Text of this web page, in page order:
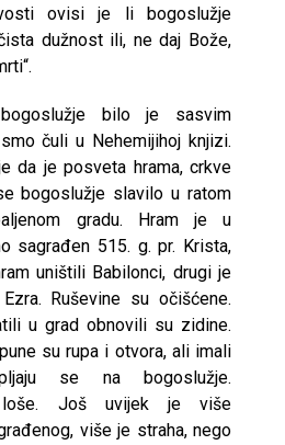
ovisi je li bogoslužje
dužnost ili, ne daj Bože,
bilo je sasvim
čuli u Nehemijihoj knjizi.
da je posveta hrama, crkve
bogoslužje slavilo u ratom
gradu. Hram je u
sagrađen 515. g. pr. Krista,
uništili Babilonci, drugi je
Ruševine su očišćene.
u grad obnovili su zidine.
su rupa i otvora, ali imali
se na bogoslužje.
loše. Još uvijek je više
više je straha, nego